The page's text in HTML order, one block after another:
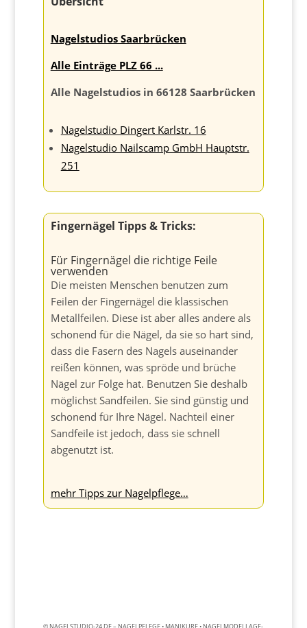
Nagelstudios Saarbrücken
Alle Einträge PLZ 66 ...
Alle Nagelstudios in 66128 Saarbrücken
Nagelstudio Dingert Karlstr. 16
Nagelstudio Nailscamp GmbH Hauptstr.
251
Fingernägel Tipps & Tricks:
Für Fingernägel die richtige Feile
verwenden
Die meisten Menschen benutzen zum
Feilen der Fingernägel die klassischen
Metallfeilen. Diese ist aber alles andere als
schonend für die Nägel, da sie so hart sind,
dass die Fasern des Nagels auseinander
reißen können, was spröde und brüche
Nägel zur Folge hat. Benutzen Sie deshalb
möglichst Sandfeilen. Sie sind günstig und
schonend für Ihre Nägel. Nachteil einer
Sandfeile ist jedoch, dass sie schnell
abgenutzt ist.
mehr Tipps zur Nagelpflege…